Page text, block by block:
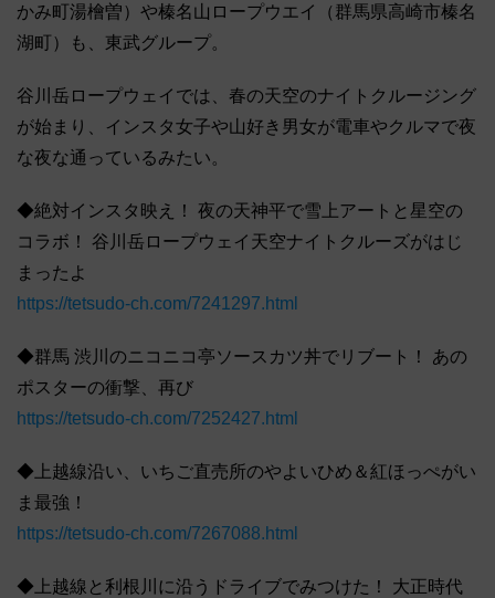
かみ町湯檜曽）や榛名山ロープウエイ（群馬県高崎市榛名
湖町）も、東武グループ。
谷川岳ロープウェイでは、春の天空のナイトクルージング
が始まり、インスタ女子や山好き男女が電車やクルマで夜
な夜な通っているみたい。
◆絶対インスタ映え！ 夜の天神平で雪上アートと星空の
コラボ！ 谷川岳ロープウェイ天空ナイトクルーズがはじ
まったよ
https://tetsudo-ch.com/7241297.html
◆群馬 渋川のニコニコ亭ソースカツ丼でリブート！ あの
ポスターの衝撃、再び
https://tetsudo-ch.com/7252427.html
◆上越線沿い、いちご直売所のやよいひめ＆紅ほっぺがい
ま最強！
https://tetsudo-ch.com/7267088.html
◆上越線と利根川に沿うドライブでみつけた！ 大正時代